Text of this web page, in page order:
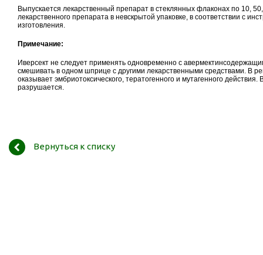
Выпускается лекарственный препарат в стеклянных флаконах по 10,
лекарственного препарата в невскрытой упаковке, в соответствии с
изготовления.
Примечание:
Иверсект не следует применять одновременно с
смешивать в одном шприце с другими лекарственными средствами. В
оказывает эмбриотоксического, тератогенного и мутагенного
разрушается.
Вернуться к списку